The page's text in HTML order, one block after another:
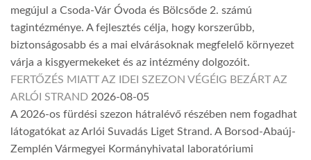
megújul a Csoda-Vár Óvoda és Bölcsőde 2. számú
tagintézménye. A fejlesztés célja, hogy korszerűbb,
biztonságosabb és a mai elvárásoknak megfelelő környezet
várja a kisgyermekeket és az intézmény dolgozóit.
FERTŐZÉS MIATT AZ IDEI SZEZON VÉGÉIG BEZÁRT AZ
ARLÓI STRAND 2026-08-05
A 2026-os fürdési szezon hátralévő részében nem fogadhat
látogatókat az Arlói Suvadás Liget Strand. A Borsod-Abaúj-
Zemplén Vármegyei Kormányhivatal laboratóriumi